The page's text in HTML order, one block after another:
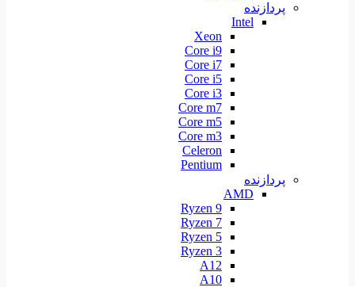
پردازنده
Intel
Xeon
Core i9
Core i7
Core i5
Core i3
Core m7
Core m5
Core m3
Celeron
Pentium
پردازنده
AMD
Ryzen 9
Ryzen 7
Ryzen 5
Ryzen 3
A12
A10